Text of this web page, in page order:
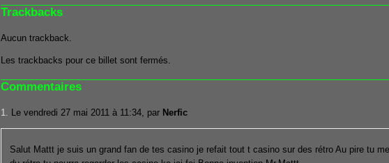
Trackbacks
Aucun trackback.
Les trackbacks pour ce billet sont fermés.
Commentaires
1. Le vendredi 27 mai 2011 à 11:34, par Nerfic
Salut Mattt je suis un grand fan de tes casino je refait tout t casino sur des rétro Au pire tu